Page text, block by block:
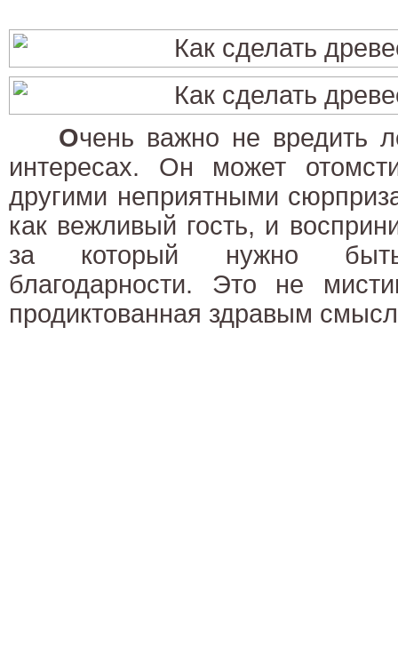
Очень важно не вредить
интересах. Он может
другими неприятными
как вежливый гость, и
за который нужно быть
благодарности. Это не
продиктованная здравым